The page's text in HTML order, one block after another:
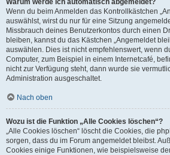
Warum werde ich automatisch abgemeldet?
Wenn du beim Anmelden das Kontrollkästchen
auswählst, wirst du nur für eine Sitzung
Missbrauch deines Benutzerkontos durch einen
bleiben, kannst du das Kästchen „Angemeldet
auswählen. Dies ist nicht empfehlenswert, wenn
Computer, zum Beispiel in einem Internetcafé,
nicht zur Verfügung steht, dann wurde sie
Administration ausgeschaltet.
Nach oben
Wozu ist die Funktion „Alle Cookies löschen“?
„Alle Cookies löschen“ löscht die Cookies, die
sorgen, dass du im Forum angemeldet bleibst.
Cookies einige Funktionen, wie beispielsweise